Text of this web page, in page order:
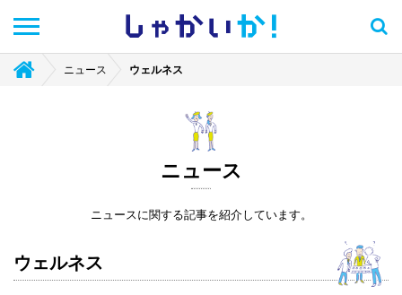
しゃかい か！
ニュース ウェルネス
ニュース
ニュースに関する記事を紹介しています。
ウェルネス